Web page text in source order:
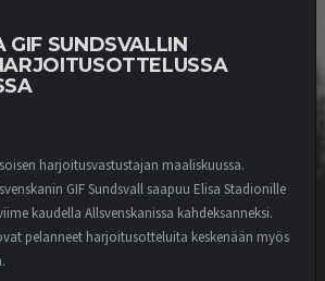
GIF SUNDSVALLIN
harjoitusvastustajan maaliskuussa.
GIF Sundsvall saapuu Elisa Stadionille
kaudella Allsvenskanissa kahdeksanneksi.
pelanneet harjoitusotteluita keskenään myös